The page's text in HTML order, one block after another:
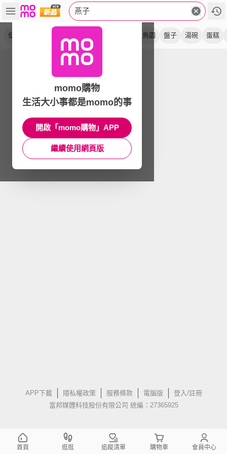
燕子
低糖 鳥園 盤子 湯碗 蛋糕
APP下載 隱私權政策 服務條款 電腦版
登入/註冊
富邦媒體科技股份有限公司 統編：27365925
momo購物
生活大小事都是momo的事
開啟「momo購物」APP
繼續使用網頁版
首頁 逛逛 追蹤清單 購物車 會員中心